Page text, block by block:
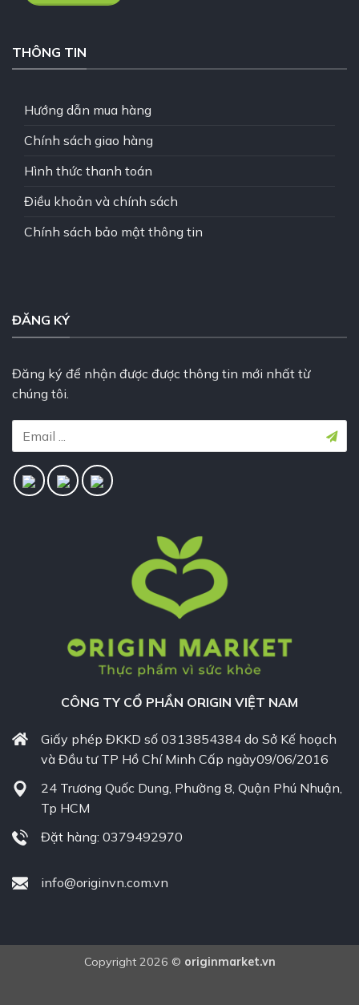
THÔNG TIN
Hướng dẫn mua hàng
Chính sách giao hàng
Hình thức thanh toán
Điều khoản và chính sách
Chính sách bảo mật thông tin
ĐĂNG KÝ
Đăng ký để nhận được được thông tin mới nhất từ
chúng tôi.
CÔNG TY CỔ PHẦN ORIGIN VIỆT NAM
Giấy phép ĐKKD số 0313854384 do Sở Kế hoạch
và Đầu tư TP Hồ Chí Minh Cấp ngày09/06/2016
24 Trương Quốc Dung, Phường 8, Quận Phú Nhuận,
Tp HCM
Đặt hàng: 0379492970
info@originvn.com.vn
Copyright 2026 © originmarket.vn